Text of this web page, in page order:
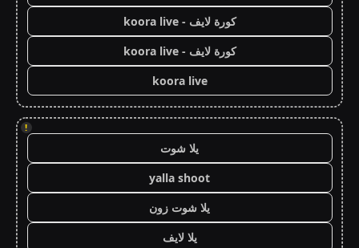
كورة لايف - koora live
كورة لايف - koora live
koora live
!
يلا شوت
yalla shoot
يلا شوت زون
يلا لايف